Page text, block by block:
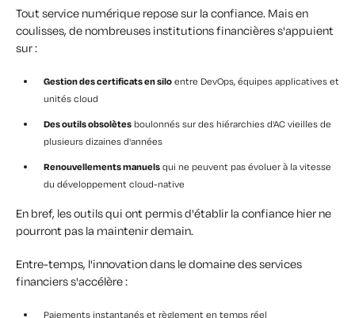
Tout service numérique repose sur la confiance. Mais en
coulisses, de nombreuses institutions financières s'appuient
sur :
Gestion des certificats en silo entre DevOps, équipes applicatives et
unités cloud
Des outils obsolètes boulonnés sur des hiérarchies d'AC vieilles de
plusieurs dizaines d'années
Renouvellements manuels qui ne peuvent pas évoluer à la vitesse
du développement cloud-native
En bref, les outils qui ont permis d'établir la confiance hier ne
pourront pas la maintenir demain.
Entre-temps, l'innovation dans le domaine des services
financiers s'accélère :
Paiements instantanés et règlement en temps réel